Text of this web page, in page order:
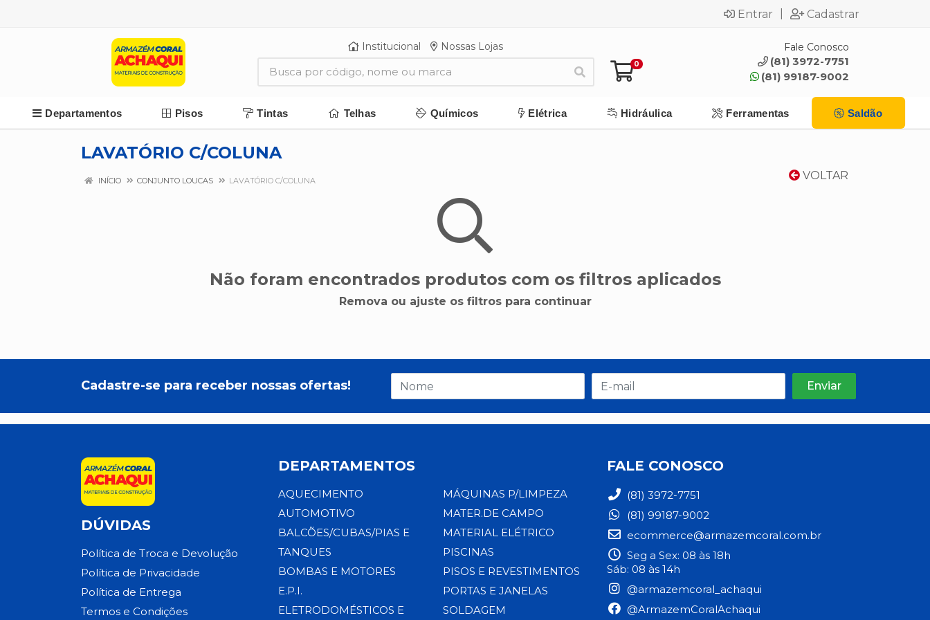
Entrar Cadastrar
Institucional Nossas Lojas
0
Fale Conosco
(81) 3972-7751
(81) 99187-9002
Departamentos Pisos Tintas Telhas Químicos Elétrica Hidráulica Ferramentas Saldão
LAVATÓRIO C/COLUNA
VOLTAR
INÍCIO CONJUNTO LOUCAS LAVATÓRIO C/COLUNA
Não foram encontrados produtos com os filtros aplicados
Remova ou ajuste os filtros para continuar
Cadastre-se para receber nossas ofertas!
DÚVIDAS
Política de Troca e Devolução
Política de Privacidade
Política de Entrega
Termos e Condições
DEPARTAMENTOS
AQUECIMENTO
AUTOMOTIVO
BALCÕES/CUBAS/PIAS E
TANQUES
BOMBAS E MOTORES
E.P.I.
ELETRODOMÉSTICOS E
MÁQUINAS P/LIMPEZA
MATER.DE CAMPO
MATERIAL ELÉTRICO
PISCINAS
PISOS E REVESTIMENTOS
PORTAS E JANELAS
SOLDAGEM
FALE CONOSCO
(81) 3972-7751
(81) 99187-9002
ecommerce@armazemcoral.com.br
Seg a Sex: 08 às 18h
Sáb: 08 às 14h
@armazemcoral_achaqui
@ArmazemCoralAchaqui